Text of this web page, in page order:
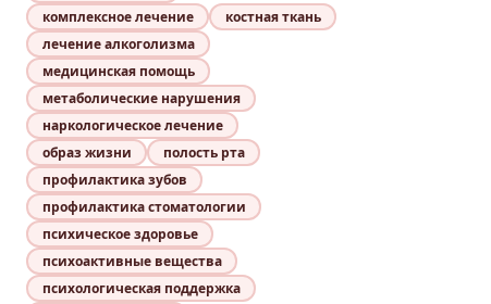
комплексное лечение
костная ткань
лечение алкоголизма
медицинская помощь
метаболические нарушения
наркологическое лечение
образ жизни
полость рта
профилактика зубов
профилактика стоматологии
психическое здоровье
психоактивные вещества
психологическая поддержка